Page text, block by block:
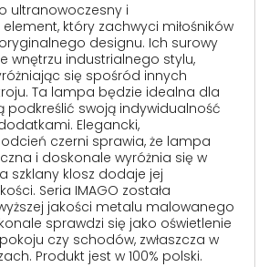
ultranowoczesny i
który zachwyci miłośników
designu. Ich surowy
wnętrzu industrialnego stylu,
się spośród innych
Ta lampa będzie idealna dla
podkreślić swoją indywidualność
Elegancki,
czerni sprawia, że lampa
i doskonale wyróżnia się w
szklany klosz dodaje jej
Seria IMAGO została
jakości metalu malowanego
sprawdzi się jako oświetlenie
czy schodów, zwłaszcza w
Produkt jest w 100% polski.